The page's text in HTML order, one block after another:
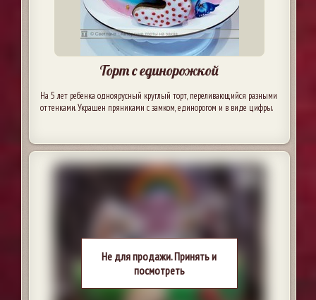
Торт с единорожкой
На 5 лет ребенка одноярусный круглый торт, переливающийся разными
оттенками. Украшен пряниками с замком, единорогом и в виде цифры.
Не для продажи. Принять и
посмотреть